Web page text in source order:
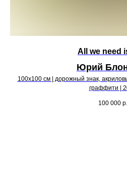
All we need
Юрий
100х100 см | дорожный знак,
граффити |
100 000 р.